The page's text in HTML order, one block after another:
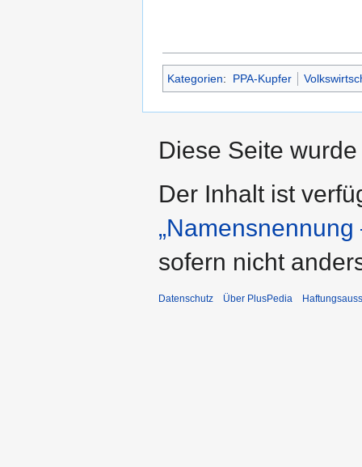
Kategorien: PPA-Kupfer
Diese Seite
Der Inhalt ist
sofern nicht
Datenschutz Über PlusPedia